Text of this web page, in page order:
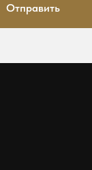
Отправить